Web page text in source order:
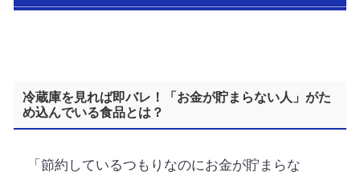
冷蔵庫を見れば即バレ！「お金が貯まらない人」がた
め込んでいる食品とは？
「節約しているつもりなのにお金が貯まらな